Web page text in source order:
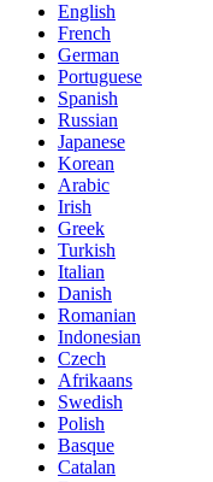
English
French
German
Portuguese
Spanish
Russian
Japanese
Korean
Arabic
Irish
Greek
Turkish
Italian
Danish
Romanian
Indonesian
Czech
Afrikaans
Swedish
Polish
Basque
Catalan